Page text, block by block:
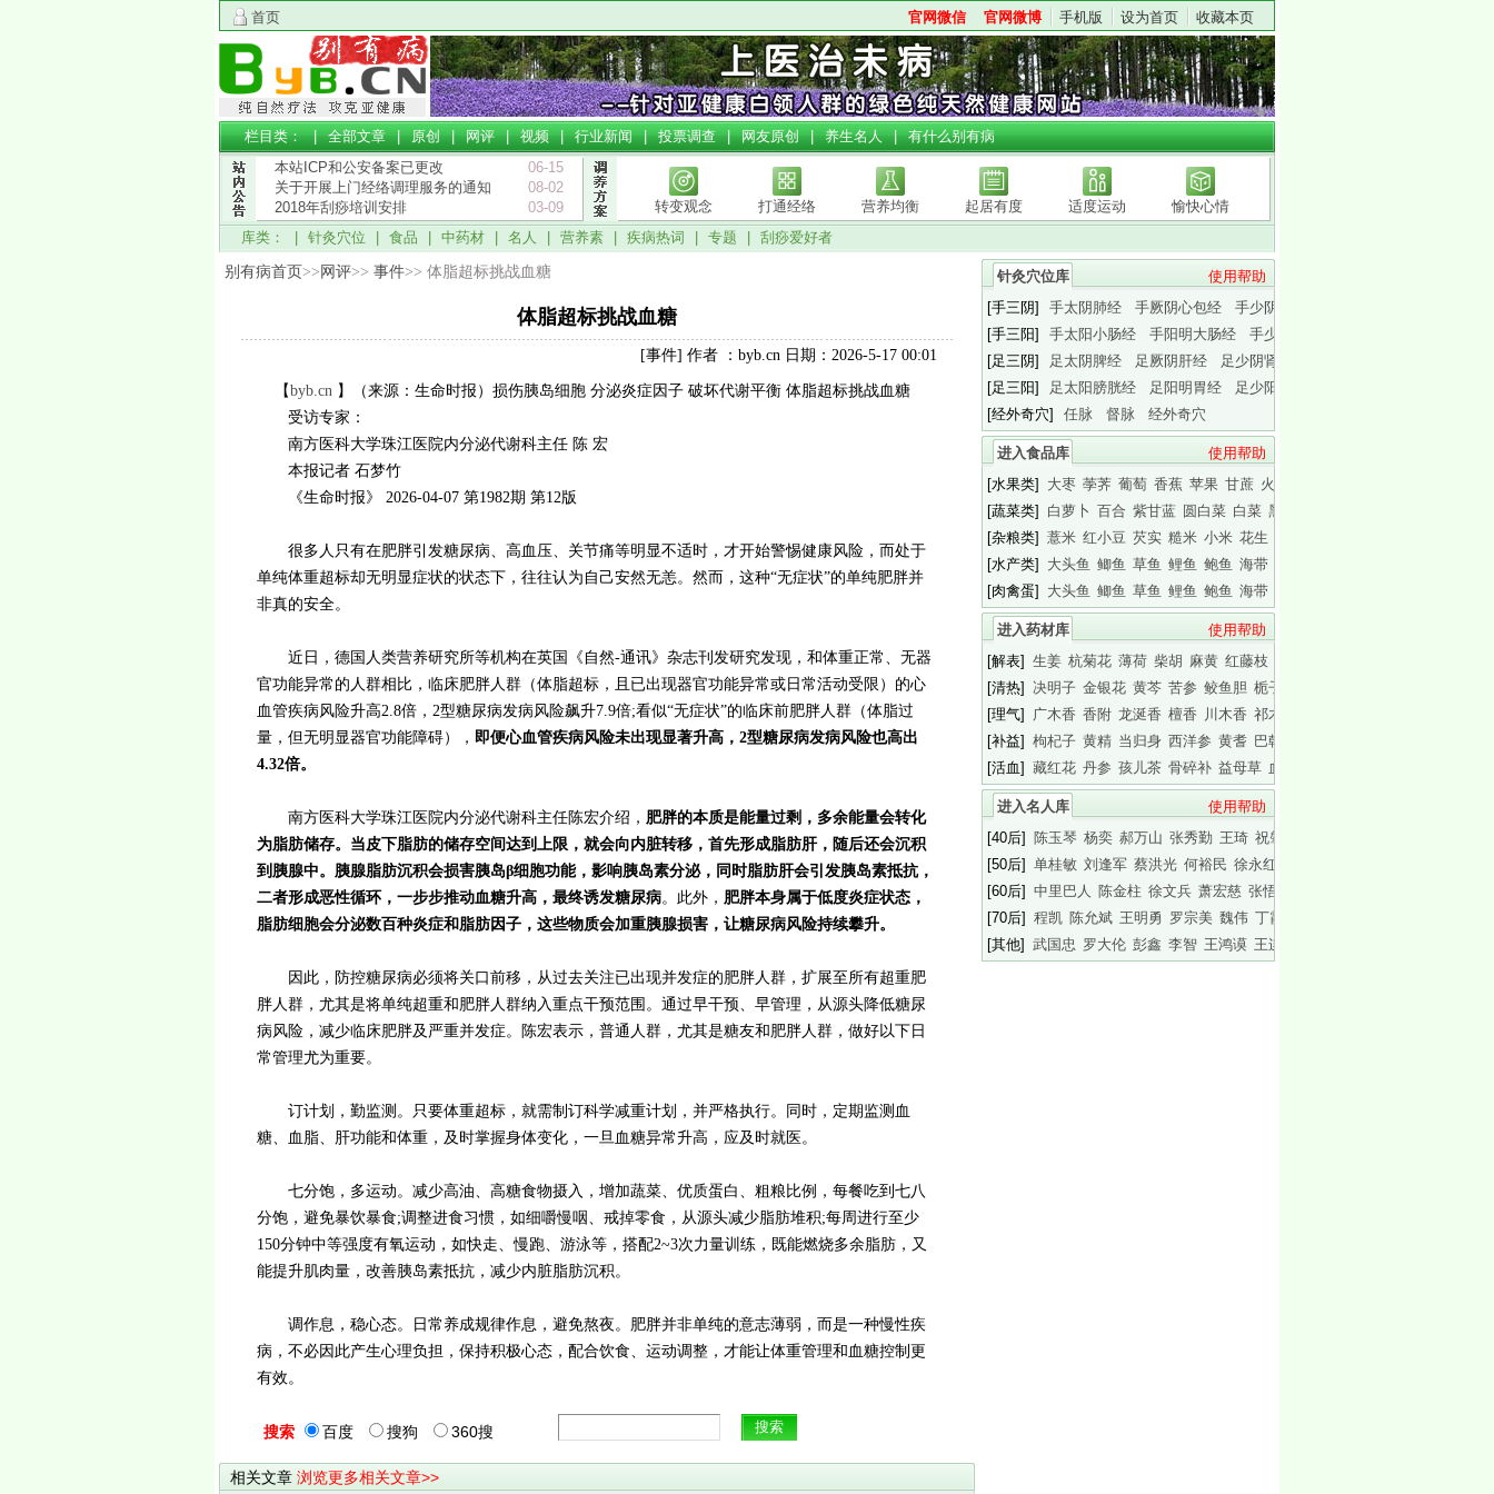
首页 官网微信 官网微博 手机版 设为首页 收藏本页
栏目类： |全部文章|原创|网评|视频|行业新闻|投票调查|网友原创|养生名人|有什么别有病
本站ICP和公安备案已更改
06-15
关于开展上门经络调理服务的通知
08-02
2018年刮痧培训安排
03-09 转变观念 打通经络 营养均衡 起居有度 适度运动
愉快心情
库类： | 针灸穴位 食品 中药材 名人 营养素 疾病热词 专题 刮痧爱好者
别有病首页>> 网评>> 事件>> 体脂超标挑战血糖
体脂超标挑战血糖
[事件] 作者 ：byb.cn 日期：2026-5-17 00:01
【byb.cn 】（来源：生命时报）损伤胰岛细胞 分泌炎症因子 破坏代谢平衡 体脂超标挑战血糖
受访专家：
南方医科大学珠江医院内分泌代谢科主任 陈 宏
本报记者 石梦竹
《生命时报》 2026-04-07 第1982期 第12版
很多人只有在肥胖引发糖尿病、高血压、关节痛等明显不适时，才开始警惕健康风险，而处于
单纯体重超标却无明显症状的状态下，往往认为自己安然无恙。然而，这种“无症状”的单纯肥胖并
非真的安全。
近日，德国人类营养研究所等机构在英国《自然-通讯》杂志刊发研究发现，和体重正常、无器
官功能异常的人群相比，临床肥胖人群（体脂超标，且已出现器官功能异常或日常活动受限）的心
血管疾病风险升高2.8倍，2型糖尿病发病风险飙升7.9倍;看似“无症状”的临床前肥胖人群（体脂过
量，但无明显器官功能障碍）， 即便心血管疾病风险未出现显著升高，2型糖尿病发病风险也高出
4.32倍。
南方医科大学珠江医院内分泌代谢科主任陈宏介绍， 肥胖的本质是能量过剩，多余能量会转化
为脂肪储存。当皮下脂肪的储存空间达到上限，就会向内脏转移，首先形成脂肪肝，随后还会沉积
到胰腺中。胰腺脂肪沉积会损害胰岛β细胞功能，影响胰岛素分泌，同时脂肪肝会引发胰岛素抵抗，
二者形成恶性循环，一步步推动血糖升高，最终诱发糖尿病。此外， 肥胖本身属于低度炎症状态，
脂肪细胞会分泌数百种炎症和脂肪因子，这些物质会加重胰腺损害，让糖尿病风险持续攀升。
因此，防控糖尿病必须将关口前移，从过去关注已出现并发症的肥胖人群，扩展至所有超重肥
胖人群，尤其是将单纯超重和肥胖人群纳入重点干预范围。通过早干预、早管理，从源头降低糖尿
病风险，减少临床肥胖及严重并发症。陈宏表示，普通人群，尤其是糖友和肥胖人群，做好以下日
常管理尤为重要。
订计划，勤监测。只要体重超标，就需制订科学减重计划，并严格执行。同时，定期监测血
糖、血脂、肝功能和体重，及时掌握身体变化，一旦血糖异常升高，应及时就医。
七分饱，多运动。减少高油、高糖食物摄入，增加蔬菜、优质蛋白、粗粮比例，每餐吃到七八
分饱，避免暴饮暴食;调整进食习惯，如细嚼慢咽、戒掉零食，从源头减少脂肪堆积;每周进行至少
150分钟中等强度有氧运动，如快走、慢跑、游泳等，搭配2~3次力量训练，既能燃烧多余脂肪，又
能提升肌肉量，改善胰岛素抵抗，减少内脏脂肪沉积。
调作息，稳心态。日常养成规律作息，避免熬夜。肥胖并非单纯的意志薄弱，而是一种慢性疾
病，不必因此产生心理负担，保持积极心态，配合饮食、运动调整，才能让体重管理和血糖控制更
有效。
搜索 百度 搜狗 360搜
相关文章 浏览更多相关文章>>
针灸穴位库
使用帮助
[手三阴]
手太阴肺经 手厥阴心包经
手少阴心经
[手三阳]
手太阳小肠经 手阳明大肠经
手少阳三焦经
[足三阴]
足太阴脾经 足厥阴肝经
足少阴肾经
[足三阳]
足太阳膀胱经 足阳明胃经
足少阳胆经
[经外奇穴]
任脉 督脉 经外奇穴
进入食品库
使用帮助
[水果类]
大枣 荸荠 葡萄 香蕉 苹果 甘蔗 火龙果
[蔬菜类]
白萝卜 百合 紫甘蓝 圆白菜 白菜 黑木耳
[杂粮类] 薏米 红小豆 芡实 糙米 小米 花生
[水产类]
大头鱼 鲫鱼 草鱼 鲤鱼 鲍鱼 海带
[肉禽蛋]
大头鱼 鲫鱼 草鱼 鲤鱼 鲍鱼 海带
进入药材库
使用帮助
[解表] 生姜 杭菊花 薄荷 柴胡 麻黄 红藤枝
[清热] 决明子 金银花 黄芩 苦参 鲛鱼胆 栀子
[理气]
广木香 香附 龙涎香 檀香 川木香 祁木香
[补益] 枸杞子 黄精 当归身 西洋参 黄耆 巴戟天
[活血] 藏红花 丹参 孩儿茶 骨碎补 益母草 血竭
进入名人库
使用帮助
[40后]
陈玉琴 杨奕 郝万山 张秀勤 王琦 祝肇刚
[50后] 单桂敏 刘逢军 蔡洪光 何裕民 徐永红
[60后] 中里巴人 陈金柱 徐文兵 萧宏慈 张悟本
[70后] 程凯 陈允斌 王明勇 罗宗美 魏伟 丁霞
[其他] 武国忠 罗大伦 彭鑫 李智 王鸿谟 王连清